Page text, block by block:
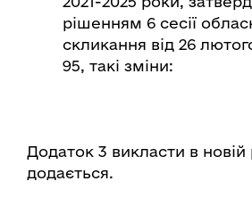
рішенням 6 сесії
скликання від 26
95, такі зміни:
Додаток 3 викласти в новій
додається.